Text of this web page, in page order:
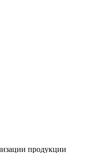
продукции